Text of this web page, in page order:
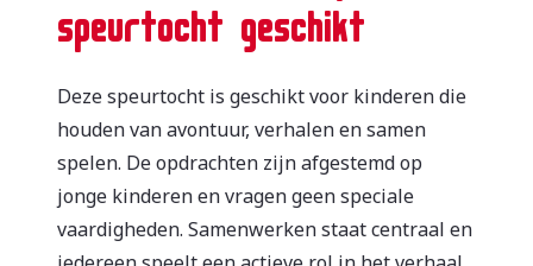
speurtocht geschikt
Deze speurtocht is geschikt voor kinderen die
houden van avontuur, verhalen en samen
spelen. De opdrachten zijn afgestemd op
jonge kinderen en vragen geen speciale
vaardigheden. Samenwerken staat centraal en